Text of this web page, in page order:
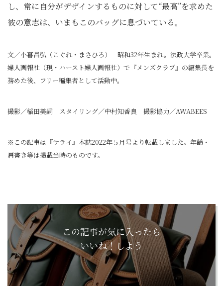
し、常に自分がデザインするものに対して“最高”を求めた
彼の意志は、いまもこのバッグに息づいている。
文／小暮昌弘（こぐれ・まさひろ） 昭和32年生まれ。法政大学卒業。
婦人画報社（現・ハースト婦人画報社）で『メンズクラブ』の編集長を
務めた後、フリー編集者として活動中。
撮影／稲田美嗣 スタイリング／中村知香良 撮影協力／AWABEES
※この記事は『サライ』本誌2022年５月号より転載しました。年齢・
肩書き等は掲載当時のものです。
この記事が気に入ったら
いいね！しよう